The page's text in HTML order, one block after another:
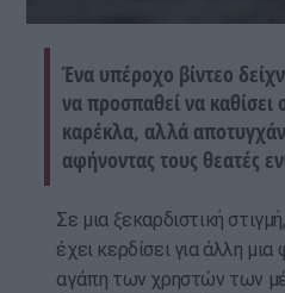
Ένα υπέροχο βίντεο
να προσπαθεί να καθίσει
καρέκλα, αλλά
αφήνοντας τους θεατές
Σε μια ξεκαρδιστική
έχει κερδίσει για άλλη
αγάπη των χρηστών των